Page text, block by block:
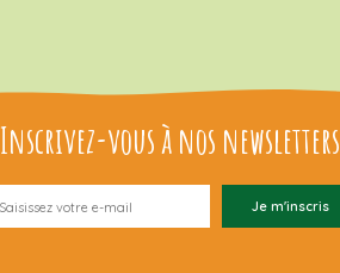
Inscrivez-vous à nos newsletters